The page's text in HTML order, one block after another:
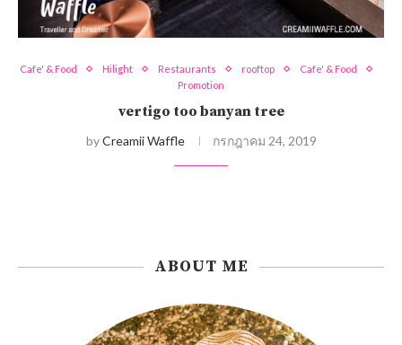
Cafe' & Food Hilight Restaurants rooftop
Cafe' & Food
Promotion
vertigo too banyan tree
byCreamii Waffle กรกฎาคม 24, 2019
ABOUT ME